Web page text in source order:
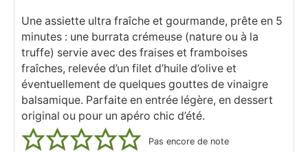
Une assiette ultra fraîche et gourmande, prête en 5
minutes : une burrata crémeuse (nature ou à la
truffe) servie avec des fraises et framboises
fraîches, relevée d’un filet d’huile d’olive et
éventuellement de quelques gouttes de vinaigre
balsamique. Parfaite en entrée légère, en dessert
original ou pour un apéro chic d’été.
Pas encore de note